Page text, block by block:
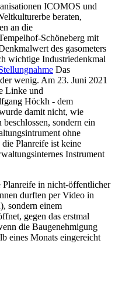
ICOMOS und
beraten,
an die
Schöneberg mit
des gasometers
wichtige Industriedenkmal
Das
wenig. Am 23. Juni 2021
Linke und
Höckh - dem
damit nicht, wie
sondern ein
ohne
Planreife ist keine
Instrument
in nicht-öffentlicher
durften per Video in
sondern einem
gegen das erstmal
die Baugenehmigung
eines Monats eingereicht